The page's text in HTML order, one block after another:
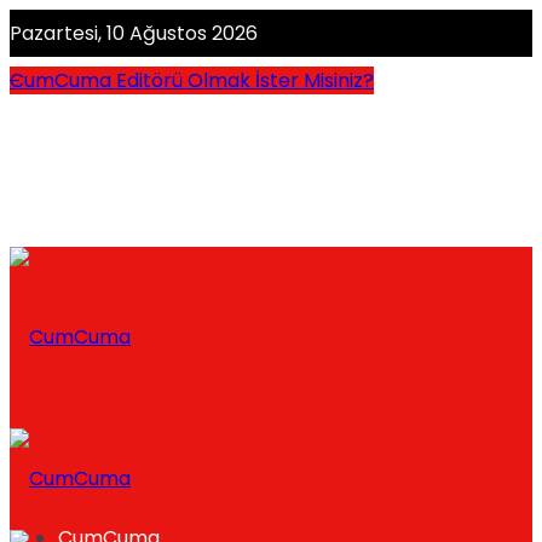
Pazartesi, 10 Ağustos 2026
CumCuma Editörü Olmak İster Misiniz?